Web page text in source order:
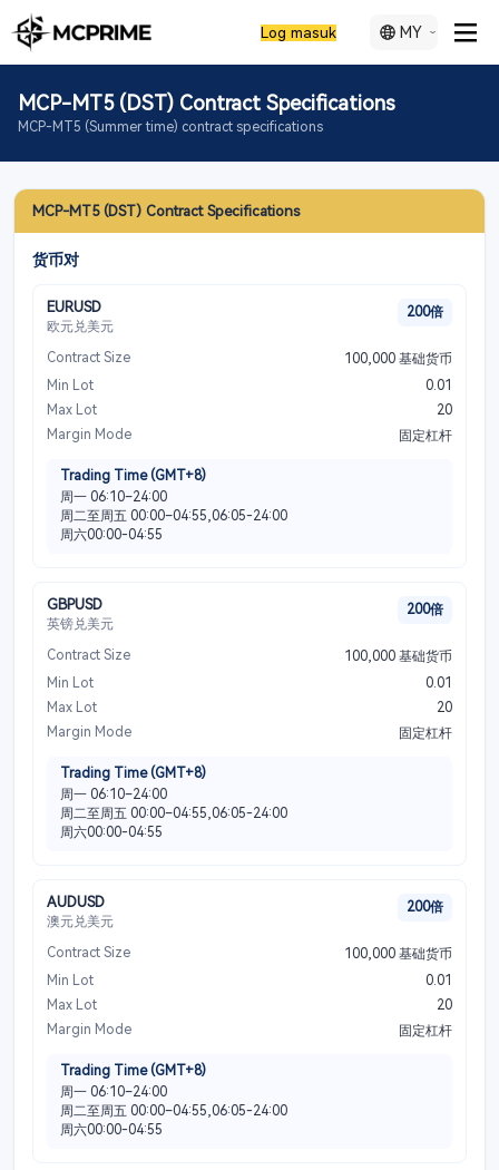
Log masuk MY
MCP-MT5 (DST) Contract Specifications
MCP-MT5 (Summer time) contract specifications
MCP-MT5 (DST) Contract Specifications
货币对
EURUSD
欧元兑美元
200倍
Contract Size
100,000 基础货币
Min Lot
0.01
Max Lot
20
Margin Mode
固定杠杆
Trading Time (GMT+8)
周一 06:10–24:00
周二至周五 00:00–04:55,06:05-24:00
周六00:00-04:55
GBPUSD
英镑兑美元
200倍
Contract Size
100,000 基础货币
Min Lot
0.01
Max Lot
20
Margin Mode
固定杠杆
Trading Time (GMT+8)
周一 06:10–24:00
周二至周五 00:00–04:55,06:05-24:00
周六00:00-04:55
AUDUSD
澳元兑美元
200倍
Contract Size
100,000 基础货币
Min Lot
0.01
Max Lot
20
Margin Mode
固定杠杆
Trading Time (GMT+8)
周一 06:10–24:00
周二至周五 00:00–04:55,06:05-24:00
周六00:00-04:55